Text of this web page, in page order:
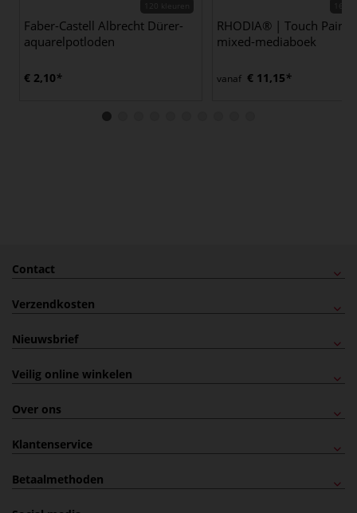
Faber-Castell Albrecht Dürer-
aquarelpotloden
€ 2,10
RHODIA® | Touch Paint
mixed-mediaboek
vanaf € 11,15
Contact
Verzendkosten
Nieuwsbrief
Veilig online winkelen
Over ons
Klantenservice
Betaalmethoden